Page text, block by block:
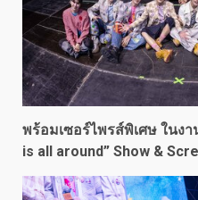
พร้อมเซอร์ไพรส์พิเศษ ในงา
is all around” Show &